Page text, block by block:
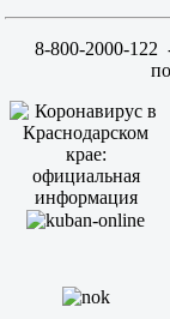
8-800-2000-122